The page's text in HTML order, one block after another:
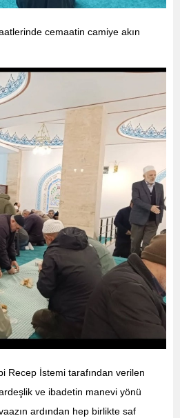
cemaatin camiye akın
Recep İstemi tarafından verilen
ve ibadetin manevi yönü
ardından hep birlikte saf